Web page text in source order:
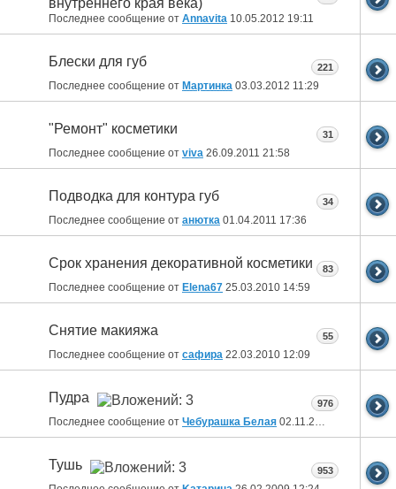
Последнее сообщение от Annavita 10.05.2012 19:11
Блески для губ
Последнее сообщение от Мартинка 03.03.2012 11:29
221
"Ремонт" косметики
Последнее сообщение от viva 26.09.2011 21:58
31
Подводка для контура губ
Последнее сообщение от анютка 01.04.2011 17:36
34
Срок хранения декоративной косметики
Последнее сообщение от Elena67 25.03.2010 14:59
83
Снятие макияжа
Последнее сообщение от сафира 22.03.2010 12:09
55
Пудра
Последнее сообщение от Чебурашка Белая 02.11.2009
976
Тушь 953